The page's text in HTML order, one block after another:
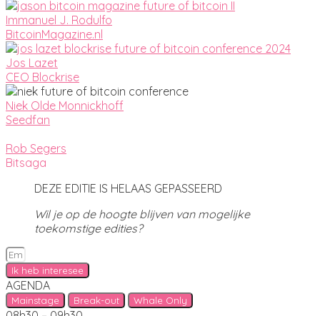
Immanuel J. Rodulfo
BitcoinMagazine.nl
Jos Lazet
CEO Blockrise
Niek Olde Monnickhoff
Seedfan
Rob Segers
Bitsaga
DEZE EDITIE IS HELAAS GEPASSEERD
Wil je op de hoogte blijven van mogelijke
toekomstige edities?
Ik heb interesee
AGENDA
Mainstage Break-out Whale Only